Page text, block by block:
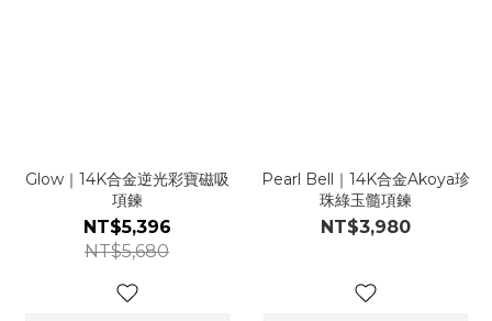
Glow｜14K合金逆光彩寶磁吸
項鍊
NT$5,396
NT$5,680
Pearl Bell｜14K合金Akoya珍
珠綠玉髓項鍊
NT$3,980